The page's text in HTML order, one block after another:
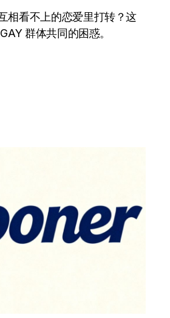
相看不上的恋爱里打转？这
群体共同的困惑。